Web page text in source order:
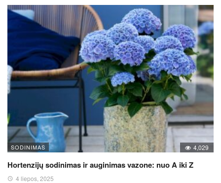
SODINIMAS 4,029
Hortenzijų sodinimas ir auginimas vazone: nuo A iki Z
4 liepos, 2025